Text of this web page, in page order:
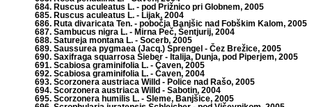
684. Ruscus aculeatus L. - pod Prižnico pri Globnem, 2005
685. Ruscus aculeatus L. - Lijak, 2004
686. Ruta divaricata Ten. - pobočja Banjšic nad Fobškim Kalom, 2005
687. Sambucus nigra L. - Mirna Peč, Šentjurij, 2004
688. Satureja montana L. - Socerb, 2005
689. Saussurea pygmaea (Jacq.) Sprengel - Čez Brežice, 2005
690. Saxifraga squarrosa Sieber - Italija, Dunja, pod Piperjem, 2005
691. Scabiosa graminifolia L. - Čaven, 2005
692. Scabiosa graminifolia L. - Čaven, 2004
693. Scorzonera austriaca Willd - Police nad Rašo, 2005
694. Scorzonera austriaca Willd - Sabotin, 2004
695. Scorzonera humilis L. - Sleme, Banjšice, 2005